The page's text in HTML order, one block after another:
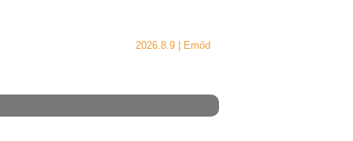
2026.8.9 | Emőd